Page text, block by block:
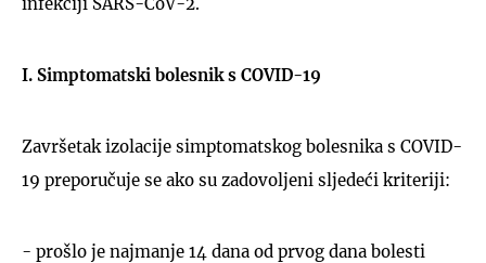
I. Simptomatski bolesnik s COVID-19
Završetak izolacije simptomatskog bolesnika s COVID-
19 preporučuje se ako su zadovoljeni sljedeći kriteriji:
- prošlo je najmanje 14 dana od prvog dana bolesti